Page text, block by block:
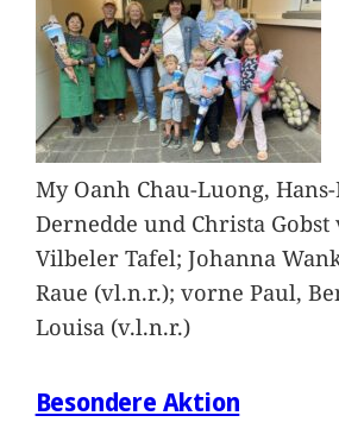
My Oanh Chau-Luong,
Dernedde und Christa Gobst
Vilbeler Tafel; Johanna
Raue (vl.n.r.); vorne Paul,
Louisa (v.l.n.r.)
Besondere Aktion